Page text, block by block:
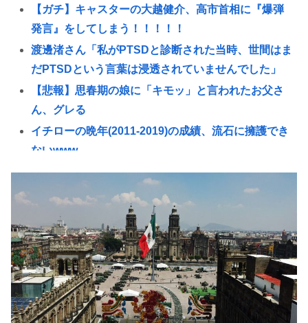
【ガチ】キャスターの大越健介、高市首相に『爆弾
発言』をしてしまう！！！！！
渡邊渚さん「私がPTSDと診断された当時、世間はま
だPTSDという言葉は浸透されていませんでした」
【悲報】思春期の娘に「キモッ」と言われたお父さ
ん、グレる
イチローの晩年(2011-2019)の成績、流石に擁護でき
ないwww
『ヤニねこ』新海誠、水島努、綾辻行人らクリエイ
ターが絶賛 過激描写はBPOでも議論に
【動画あり】ミスイタリア地方予選、黒人女性が優
勝し炎上
高市早苗の消費税減税、93%が「賛成」www
首相官邸、"映え"を意識した高市首相熊本訪問の感
動BGM付きムービーを投稿「全部が全部ありがたか
ったです」